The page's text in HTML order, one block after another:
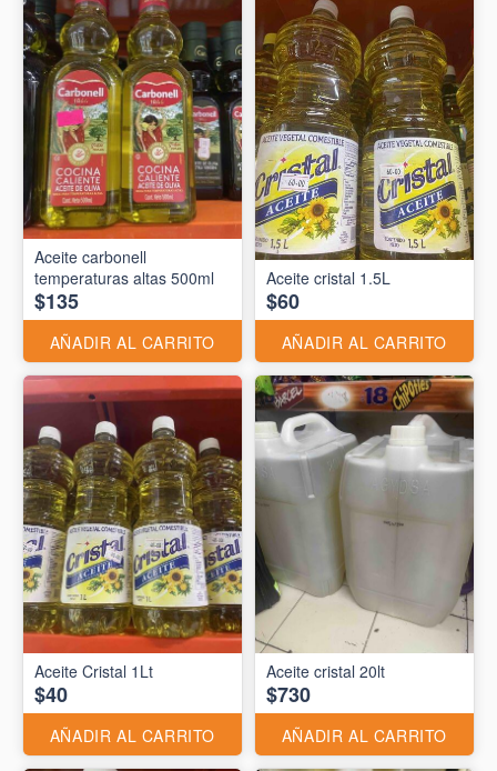
Aceite carbonell
temperaturas altas 500ml
$135
AÑADIR AL CARRITO
Aceite cristal 1.5L
$60
AÑADIR AL CARRITO
Aceite Cristal 1Lt
$40
AÑADIR AL CARRITO
Aceite cristal 20lt
$730
AÑADIR AL CARRITO